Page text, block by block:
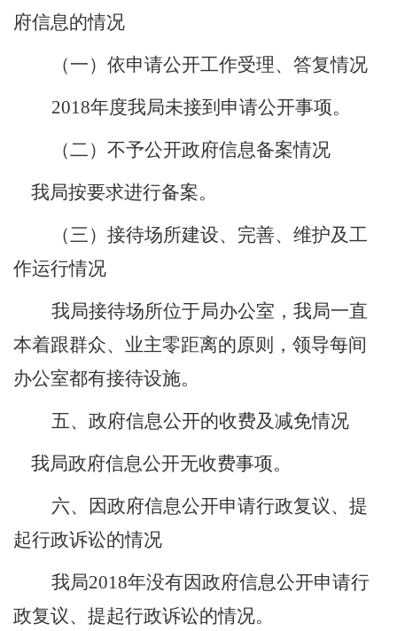
府信息的情况
（一） 依申请公开工作受理、答复情况
2018年度我局未接到申请公开事项。
（二） 不予公开政府信息备案情况
我局按要求进行备案。
（三） 接待场所建设、完善、维护及工
作运行情况
我局接待场所位于局办公室，我局一直
本着跟群众、业主零距离的原则，领导每间
办公室都有接待设施。
五、 政府信息公开的收费及减免情况
我局政府信息公开无收费事项。
六、
因政府信息公开申请行政复议、提
起行政诉讼的情况
我局2018年没有因政府信息公开申请行
政复议、提起行政诉讼的情况。